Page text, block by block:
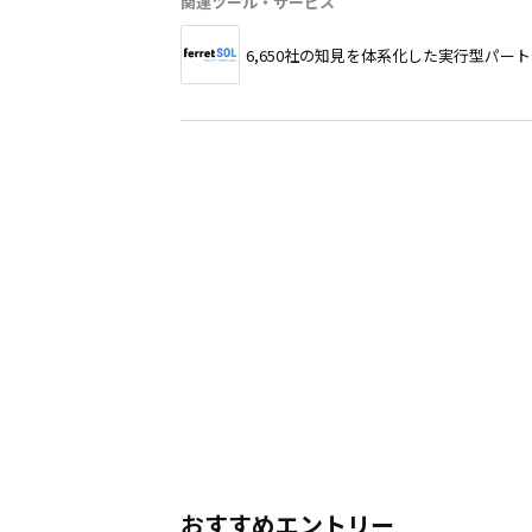
6,650社の知見を体系化した実行型パー
おすすめエントリー